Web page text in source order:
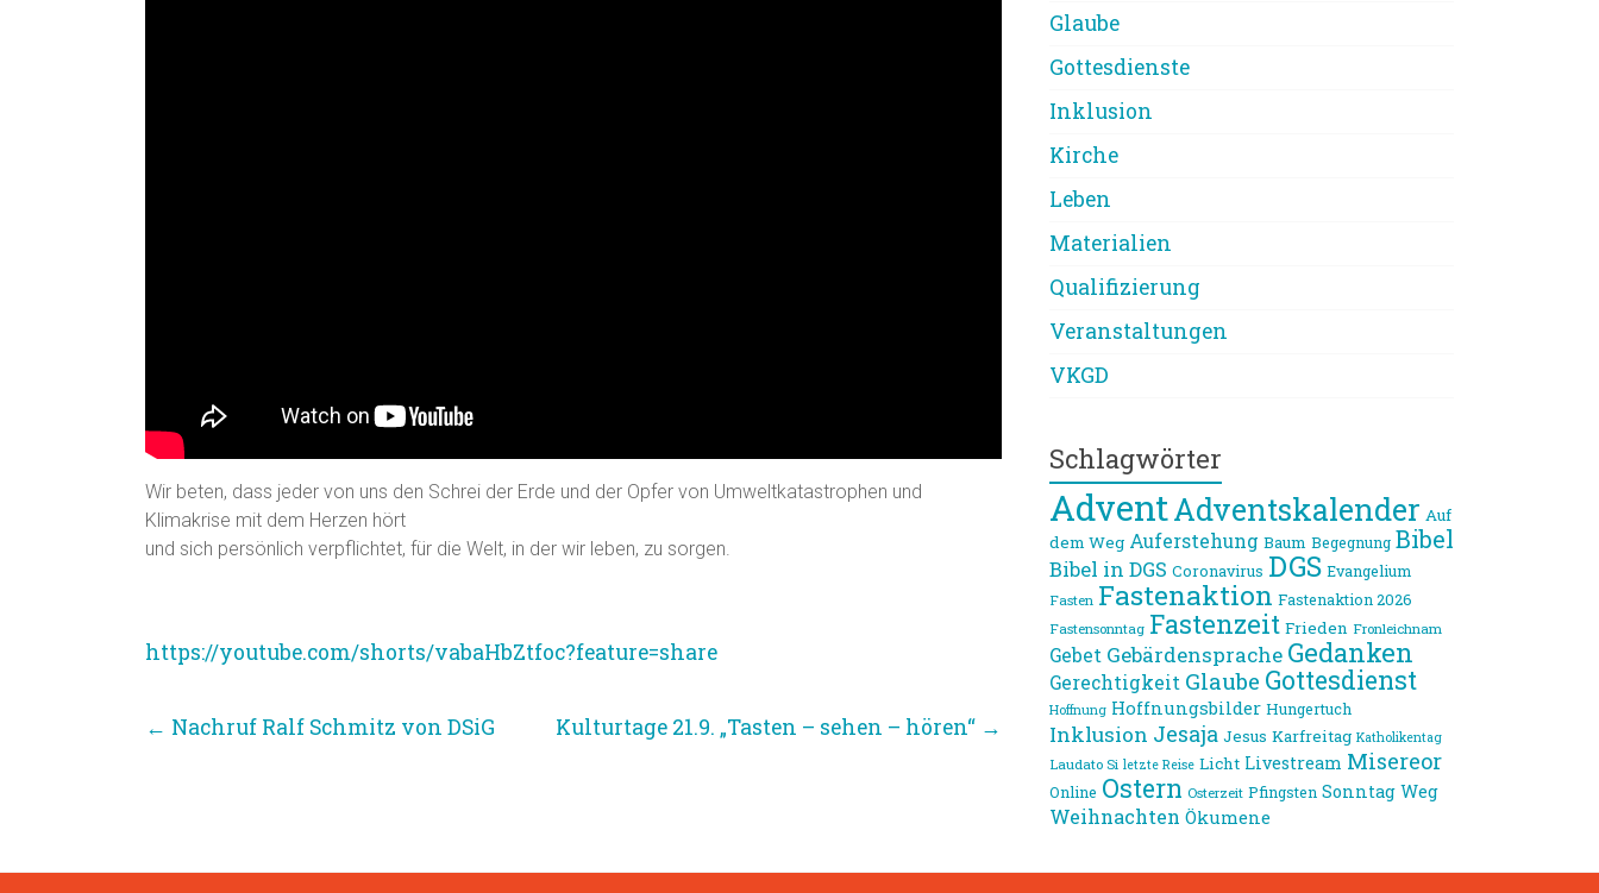
Wir beten, dass jeder von uns den Schrei der Erde und der Opfer von Umweltkatastrophen und
Klimakrise mit dem Herzen hört
und sich persönlich verpflichtet, für die Welt, in der wir leben, zu sorgen.
https://youtube.com/shorts/vabaHbZtfoc?feature=share
← Nachruf Ralf Schmitz von DSiG Kulturtage 21.9. „Tasten – sehen – hören“ →
Glaube
Gottesdienste
Inklusion
Kirche
Leben
Materialien
Qualifizierung
Veranstaltungen
VKGD
Schlagwörter
AdventAdventskalender Auf
dem Weg Auferstehung Baum Begegnung Bibel
Bibel in DGS Coronavirus DGS Evangelium
Fasten Fastenaktion Fastenaktion 2026
Fastensonntag Fastenzeit Frieden Fronleichnam
Gebet Gebärdensprache Gedanken
Gerechtigkeit Glaube Gottesdienst
Hoffnung Hoffnungsbilder Hungertuch
Inklusion Jesaja Jesus Karfreitag Katholikentag
Laudato Si letzte Reise Licht Livestream Misereor
Online Ostern Osterzeit Pfingsten Sonntag Weg
Weihnachten Ökumene